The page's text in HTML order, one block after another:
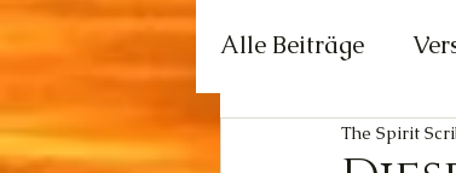
Alle Beiträge
Kommunikation
The Spirit